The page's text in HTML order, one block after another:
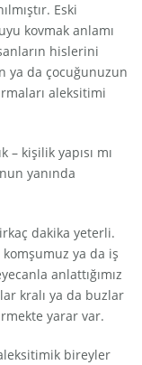
Eski
kovmak anlamı
hislerini
ya da çocuğunuzun
aleksitimi
– kişilik yapısı mı
yanında
dakika yeterli.
komşumuz ya da iş
anlattığımız
kralı ya da buzlar
yarar var.
bireyler